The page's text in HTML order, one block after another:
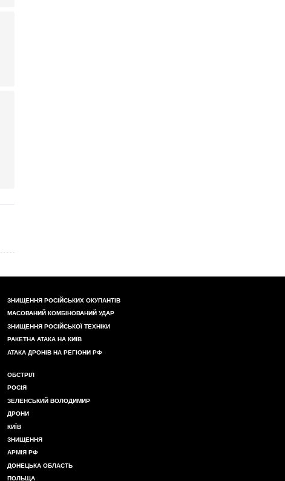
ЗНИЩЕННЯ РОСІЙСЬКИХ ОКУПАНТІВ
МАСОВАНИЙ КОМБІНОВАНИЙ УДАР
ЗНИЩЕННЯ РОСІЙСЬКОЇ ТЕХНІКИ
РАКЕТНА АТАКА НА КИЇВ
АТАКА ДРОНІВ НА РЕГІОНИ РФ
ОБСТРІЛ
РОСІЯ
ЗЕЛЕНСЬКИЙ ВОЛОДИМИР
ДРОНИ
КИЇВ
ЗНИЩЕННЯ
АРМІЯ РФ
ДОНЕЦЬКА ОБЛАСТЬ
ПОЛЬЩА